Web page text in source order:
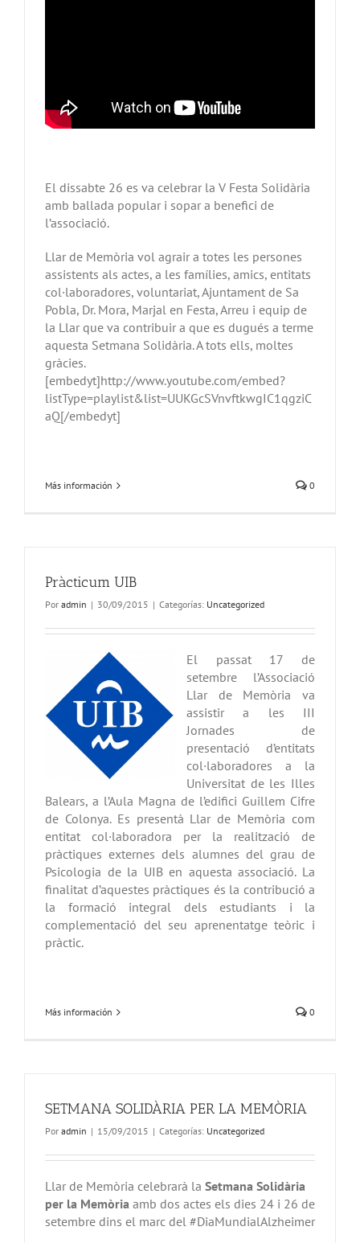
El dissabte 26 es va celebrar la V Festa Solidària
amb ballada popular i sopar a benefici de
l’associació.
Llar de Memòria vol agrair a totes les persones
assistents als actes, a les famílies, amics, entitats
col·laboradores, voluntariat, Ajuntament de Sa
Pobla, Dr. Mora, Marjal en Festa, Arreu i equip de
la Llar que va contribuir a que es dugués a terme
aquesta Setmana Solidària. A tots ells, moltes
gràcies.
[embedyt]http://www.youtube.com/embed?
listType=playlist&list=UUKGcSVnvftkwgIC1qgziC
aQ[/embedyt]
Más información 0
Pràcticum UIB
Por admin | 30/09/2015 | Categorías: Uncategorized
El passat 17 de
setembre l’Associació
Llar de Memòria va
assistir a les III
Jornades de
presentació d’entitats
col·laboradores a la
Universitat de les Illes
Balears, a l’Aula Magna de l’edifici Guillem Cifre
de Colonya. Es presentà Llar de Memòria com
entitat col·laboradora per la realització de
pràctiques externes dels alumnes del grau de
Psicologia de la UIB en aquesta associació. La
finalitat d’aquestes pràctiques és la contribució a
la formació integral dels estudiants i la
complementació del seu aprenentatge teòric i
pràctic.
Más información 0
SETMANA SOLIDÀRIA PER LA MEMÒRIA
Por admin | 15/09/2015 | Categorías: Uncategorized
Llar de Memòria celebrarà la Setmana Solidària
per la Memòria amb dos actes els dies 24 i 26 de
setembre dins el marc del #DiaMundialAlzheimer